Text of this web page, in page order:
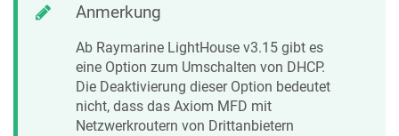
Anmerkung
Ab Raymarine LightHouse v3.15 gibt es
eine Option zum Umschalten von DHCP.
Die Deaktivierung dieser Option bedeutet
nicht, dass das Axiom MFD mit
Netzwerkroutern von Drittanbietern